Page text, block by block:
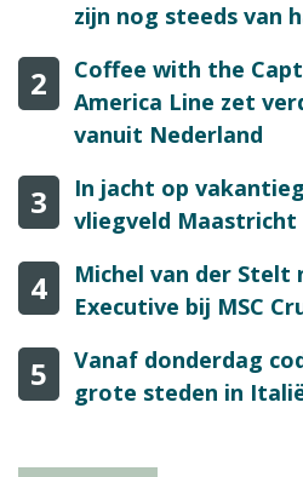
zijn nog steeds van
2
Coffee with the
America Line zet
vanuit Nederland
3
In jacht op
vliegveld Maastricht
4
Michel van der Stelt
Executive bij MSC
5
Vanaf donderdag
grote steden in